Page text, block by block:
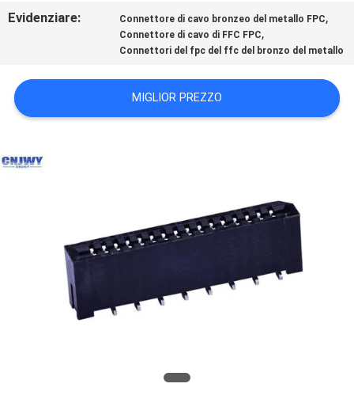
COMPANY
MAPPA
DEL
Evidenziare: Connettore di cavo bronzeo del metallo FPC,
Connettore di cavo di FFC FPC,
Connettori del fpc del ffc del bronzo del metallo
MIGLIOR PREZZO